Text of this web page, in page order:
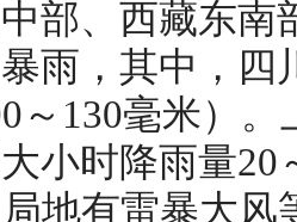
部、西藏东南
雨，其中，四
～130毫米）
小时降雨量20
地有雷暴大风